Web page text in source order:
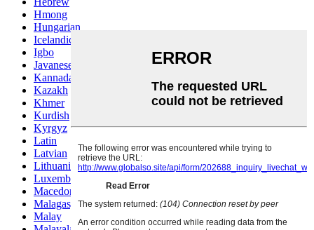
Hmong
Hungarian
Icelandic
Igbo
Javanese
Kannada
Kazakh
Khmer
Kurdish
Kyrgyz
Latin
Latvian
Lithuanian
Luxembou..
Macedonian
Malagasy
Malay